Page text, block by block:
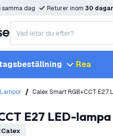
samma dag Returer inom 30 dagar
Rea
Calex Smart RGB+CCT E27
E27 LED-
: Calex